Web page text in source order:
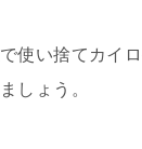
使い捨てカイ
しょう。